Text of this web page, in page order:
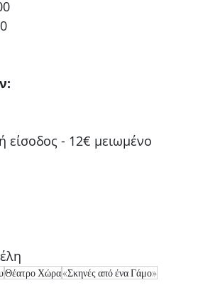
είσοδος - 12€ μειωμένο
Θέατρο Χώρα«Σκηνές από ένα Γάμο»